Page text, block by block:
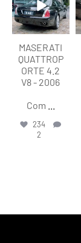
MASERATI
QUATTROP
ORTE 4.2
V8 - 2006
Com
234
2